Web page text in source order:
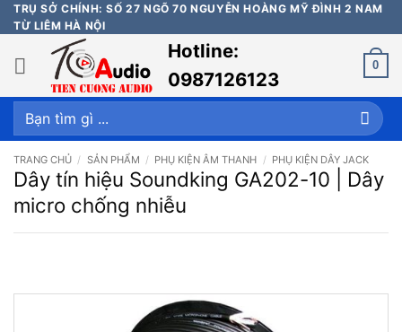
Bỏ
qua
nội
dung
TRỤ SỞ CHÍNH: SỐ 27 NGÕ 70 NGUYỄN HOÀNG MỸ ĐÌNH 2 NAM
TỪ LIÊM HÀ NỘI
Hotline:
0987126123
0
Tìm
kiếm:
TRANG CHỦ / SẢN PHẨM / PHỤ KIỆN ÂM THANH / PHỤ KIỆN DÂY JACK
Dây tín hiệu Soundking GA202-10 | Dây
micro chống nhiễu